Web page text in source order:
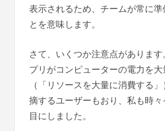
表示されるため、チームが常に
とを意味します。
さて、いくつか注意点がありま
プリがコンピューターの電力を
（「リソースを大量に消費する
摘するユーザーもおり、私も時
目にしました。